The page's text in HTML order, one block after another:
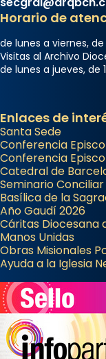
2 weeks ago
Memòria de
Semproniana,
que les
Semproniana
eterna”) són
frare Joan
que les
Mataró en
...Ver más
Foto
View on Facebook ·
Horario de
de lunes a viernes, de
Visitas al Archivo
de lunes a jueves, de
Enlaces de
Santa Sede
Conferencia
Conferencia
Catedral de
Seminario
Basílica de la
Año Gaudí 2026
Cáritas Diocesana
Manos Unidas
Obras Misionales
Ayuda a la Iglesia